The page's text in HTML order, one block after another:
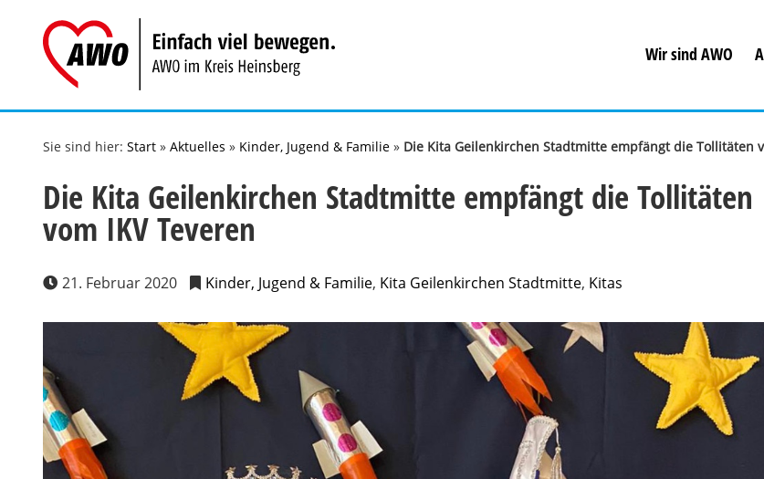
springen
Wir sind AWO
Sie sind hier: Start » Aktuelles » Kinder, Jugend & Familie » Die Kita Geilenkirchen Stadtmitte empfängt die Tollitäten
Die Kita Geilenkirchen Stadtmitte empfängt die Tollitäten
vom IKV Teveren
21. Februar 2020 Kinder, Jugend & Familie, Kita Geilenkirchen Stadtmitte, Kitas